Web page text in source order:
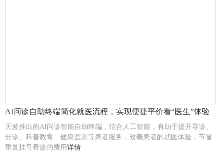
AI问诊自助终端简化就医流程，实现便捷平价看“医生”体验
天波推出的AI问诊智能自助终端，结合人工智能，有助于提升导诊、
分诊、科普教育、健康监测等患者服务，改善患者的就医体验，节省
重复挂号看诊的费用 详情